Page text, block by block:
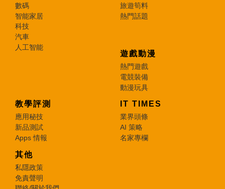
數碼
智能家居
科技
汽車
人工智能
旅遊筍料
熱門話題
遊戲動漫
熱門遊戲
電競裝備
動漫玩具
教學評測
應用秘技
新品測試
Apps 情報
IT TIMES
業界頭條
AI 策略
名家專欄
其他
私隱政策
免責聲明